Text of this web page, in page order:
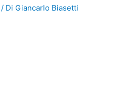
/ Di Giancarlo Biasetti